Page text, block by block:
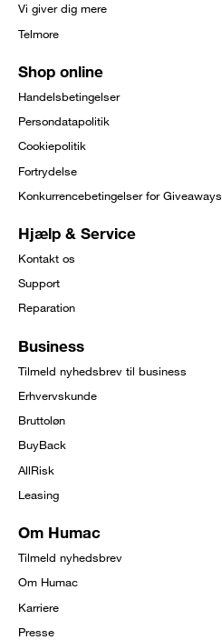
Vi giver dig mere
Telmore
Shop online
Handelsbetingelser
Persondatapolitik
Cookiepolitik
Fortrydelse
Konkurrencebetingelser for Giveaways
Hjælp & Service
Kontakt os
Support
Reparation
Business
Tilmeld nyhedsbrev til business
Erhvervskunde
Bruttoløn
BuyBack
AllRisk
Leasing
Om Humac
Tilmeld nyhedsbrev
Om Humac
Karriere
Presse